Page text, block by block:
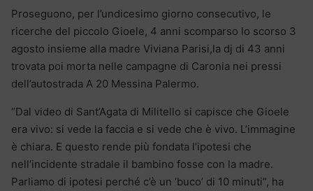
Proseguono, per l’undicesimo giorno consecutivo, le
ricerche del piccolo Gioele, 4 anni scomparso lo scorso 3
agosto insieme alla madre Viviana Parisi,la dj di 43 anni
trovata poi morta nelle campagne di Caronia nei pressi
dell’autostrada A 20 Messina Palermo.
“Dal video di Sant’Agata di Militello si capisce che Gioele
era vivo: si vede la faccia e si vede che è vivo. L’immagine
è chiara. E questo rende più fondata l’ipotesi che
nell’incidente stradale il bambino fosse con la madre.
Parliamo di ipotesi perché c’è un ‘buco’ di 10 minuti”, ha